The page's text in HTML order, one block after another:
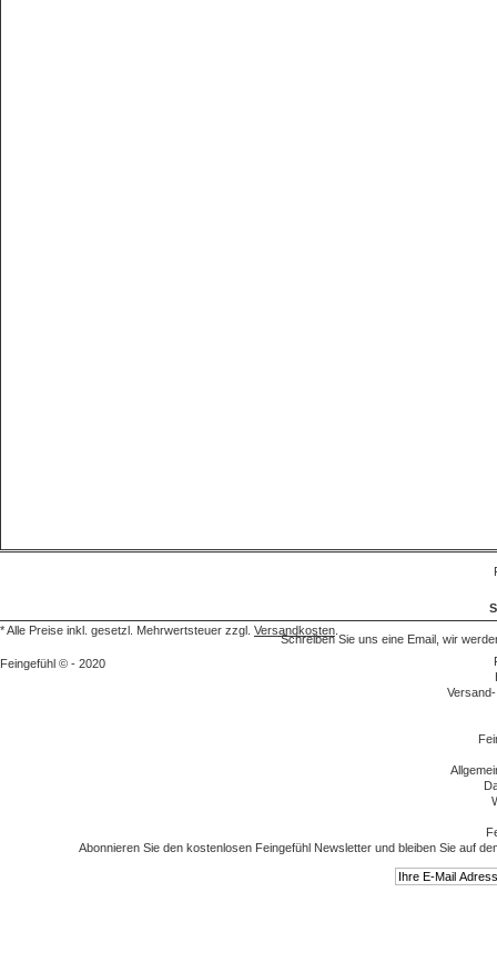
Schreiben Sie uns eine Email, wir
Abonnieren Sie den kostenlosen Feingefühl Newsletter und bleiben Sie auf
* Alle Preise inkl. gesetzl. Mehrwertsteuer zzgl. Versandkosten
Feingefühl © - 2020